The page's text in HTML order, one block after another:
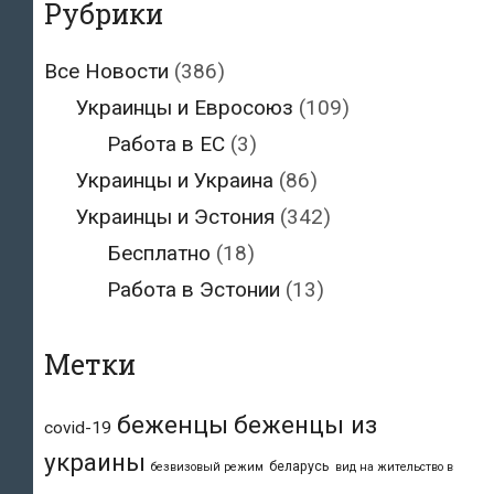
Рубрики
Все Новости (386)
Украинцы и Евросоюз (109)
Работа в ЕС (3)
Украинцы и Украина (86)
Украинцы и Эстония (342)
Бесплатно (18)
Работа в Эстонии (13)
Метки
covid-19 беженцы беженцы из
украины безвизовый режим беларусь вид на жительство в